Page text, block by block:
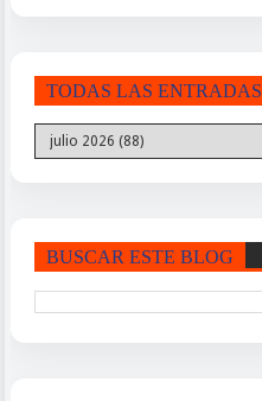
TODAS LAS ENTRADAS
BUSCAR ESTE BLOG